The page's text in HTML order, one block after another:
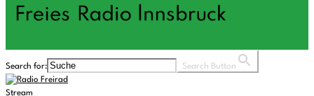
Search for: Search Button
Stream